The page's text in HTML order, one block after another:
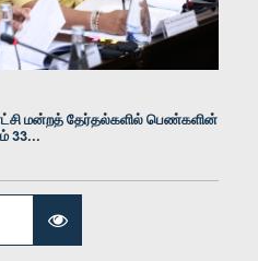
ஒஷானி உமங்கா, பா.உ.
மன்றத் தேர்தல்களில் பெண்களின்
33...